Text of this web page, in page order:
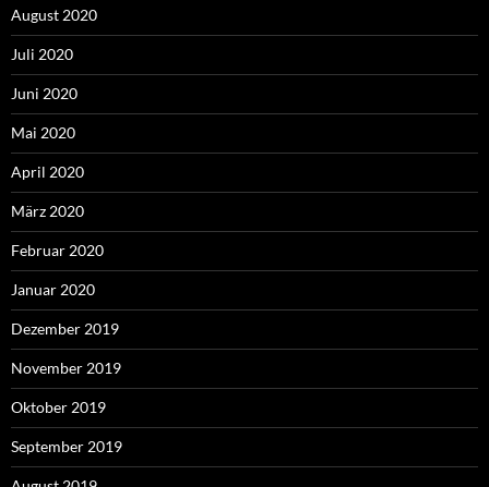
August 2020
Juli 2020
Juni 2020
Mai 2020
April 2020
März 2020
Februar 2020
Januar 2020
Dezember 2019
November 2019
Oktober 2019
September 2019